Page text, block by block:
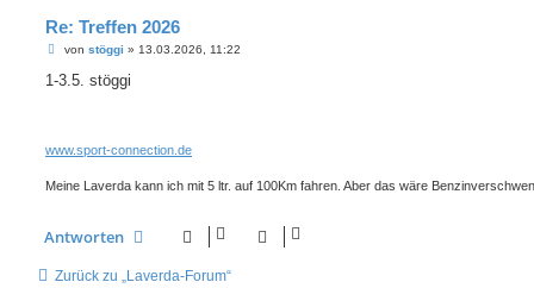
Re: Treffen 2026
B
i
von stöggi » 13.03.2026, 11:22
1-3.5. stöggi
www.sport-connection.de
Meine Laverda kann ich mit 5 ltr. auf 100Km fahren. Aber das wäre
Antworten
Zurück zu „Laverda-Forum“